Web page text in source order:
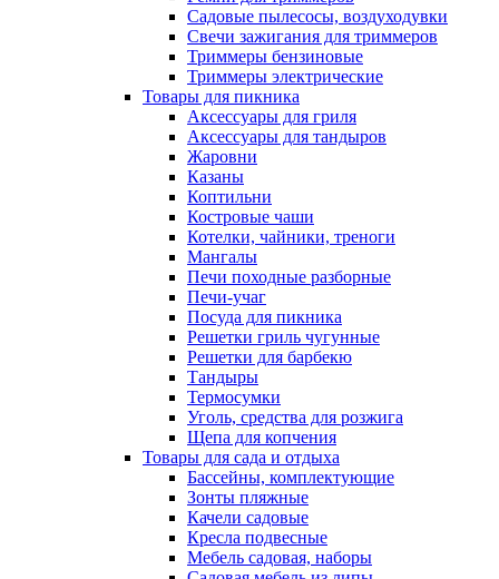
Садовые пылесосы, воздуходувки
Свечи зажигания для триммеров
Триммеры бензиновые
Триммеры электрические
Товары для пикника
Аксессуары для гриля
Аксессуары для тандыров
Жаровни
Казаны
Коптильни
Костровые чаши
Котелки, чайники, треноги
Мангалы
Печи походные разборные
Печи-учаг
Посуда для пикника
Решетки гриль чугунные
Решетки для барбекю
Тандыры
Термосумки
Уголь, средства для розжига
Щепа для копчения
Товары для сада и отдыха
Бассейны, комплектующие
Зонты пляжные
Качели садовые
Кресла подвесные
Мебель садовая, наборы